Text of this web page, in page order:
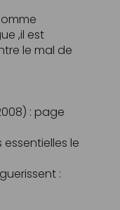
,il est
le mal de
: page
le
: